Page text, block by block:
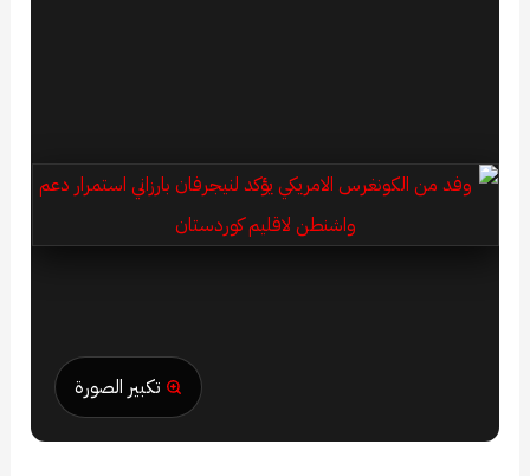
تكبير الصورة